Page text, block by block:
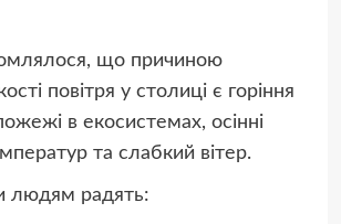
що причиною
повітря у столиці є горіння
в екосистемах, осінні
та слабкий вітер.
людям радять: